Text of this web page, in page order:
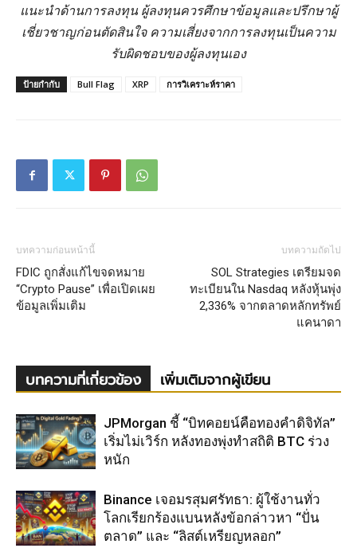
แนะนำด้านการลงทุน ผู้ลงทุนควรศึกษาข้อมูลและปรึกษาผู้
เชี่ยวชาญก่อนตัดสินใจ ความเสี่ยงจากการลงทุนเป็นความ
รับผิดชอบของผู้ลงทุนเอง
ป้ายกำกับ Bull Flag XRP การวิเคราะห์ราคา
บทความก่อนหน้านี้
FDIC ถูกสั่งแก้ไขจดหมาย
“Crypto Pause” เพื่อเปิดเผย
ข้อมูลเพิ่มเติม
บทความถัดไป
SOL Strategies เตรียมจด
ทะเบียนใน Nasdaq หลังหุ้นพุ่ง
2,336% จากตลาดหลักทรัพย์
แคนาดา
บทความที่เกี่ยวข้อง เพิ่มเติมจากผู้เขียน
JPMorgan ชี้ “บิทคอยน์คือทองคำดิจิทัล”
เริ่มไม่เวิร์ก หลังทองพุ่งทำสถิติ BTC ร่วง
หนัก
Binance เจอมรสุมศรัทธา: ผู้ใช้งานทั่ว
โลกเรียกร้องแบนหลังข้อกล่าวหา “ปั่น
ตลาด” และ “ลิสต์เหรียญหลอก”